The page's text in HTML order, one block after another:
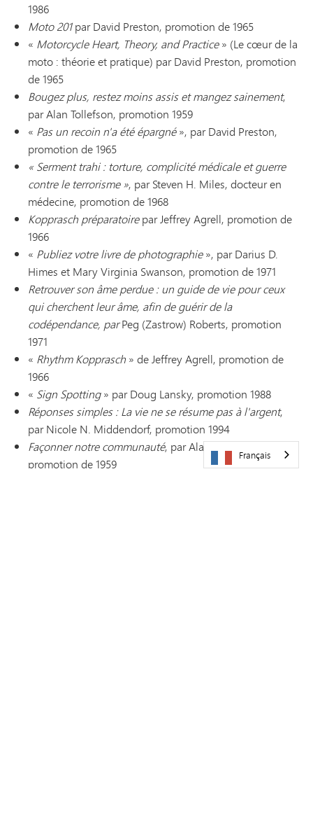
1986
Moto 201par David Preston, promotion de 1965
« Motorcycle Heart, Theory, and Practice» (Le cœur de la
moto : théorie et pratique) par David Preston, promotion
de 1965
Bougez plus, restez moins assis et mangez sainement,
par Alan Tollefson, promotion 1959
« Pas un recoin n'a été épargné», par David Preston,
promotion de 1965
« Serment trahi : torture, complicité médicale et guerre
contre le terrorisme », par Steven H. Miles, docteur en
médecine, promotion de 1968
Kopprasch préparatoirepar Jeffrey Agrell, promotion de
1966
« Publiez votre livre de photographie», par Darius D.
Himes et Mary Virginia Swanson, promotion de 1971
Retrouver son âme perdue : un guide de vie pour ceux
qui cherchent leur âme, afin de guérir de la
codépendance, parPeg (Zastrow) Roberts, promotion
1971
« Rhythm Kopprasch » de Jeffrey Agrell, promotion de
1966
« Sign Spotting» par Doug Lansky, promotion 1988
Réponses simples : La vie ne se résume pas à l'argent,
par Nicole N. Middendorf, promotion 1994
Façonner notre communauté, par Alan Tollefson,
promotion de 1959
Français